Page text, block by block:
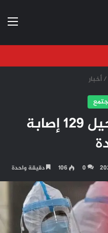
/ أخبار
كوفيد -19 : تسجيل 129 إصابة
0
106 دقيقة واحدة